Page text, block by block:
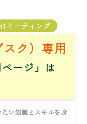
ミーティング
ク）専用
ページ」は
い知識とスキルを身